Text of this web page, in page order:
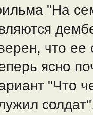
"На
что
ясно
"Что